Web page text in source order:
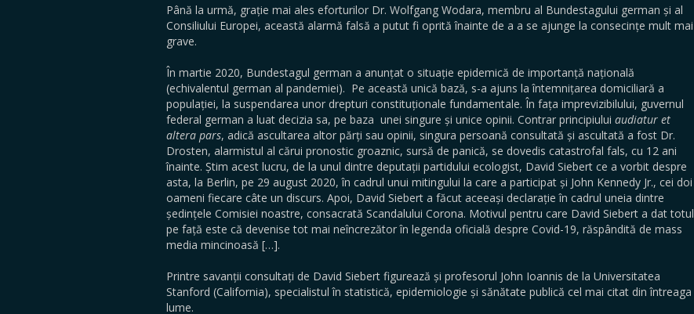
Până la urmă, grație mai ales eforturilor Dr. Wolfgang Wodara, membru al Bundestagului german și al
Consiliului Europei, această alarmă falsă a putut fi oprită înainte de a a se ajunge la consecințe mult mai
grave.
În martie 2020, Bundestagul german a anunțat o situație epidemică de importanță națională
(echivalentul german al pandemiei). Pe această unică bază, s-a ajuns la întemnițarea domiciliară a
populației, la suspendarea unor drepturi constituționale fundamentale. În fața imprevizibilului, guvernul
federal german a luat decizia sa, pe baza unei singure și unice opinii. Contrar principiului audiatur et
altera pars, adică ascultarea altor părți sau opinii, singura persoană consultată și ascultată a fost Dr.
Drosten, alarmistul al cărui pronostic groaznic, sursă de panică, se dovedis catastrofal fals, cu 12 ani
înainte. Știm acest lucru, de la unul dintre deputații partidului ecologist, David Siebert ce a vorbit despre
asta, la Berlin, pe 29 august 2020, în cadrul unui mitingului la care a participat și John Kennedy Jr., cei doi
oameni fiecare câte un discurs. Apoi, David Siebert a făcut aceeași declarație în cadrul uneia dintre
ședințele Comisiei noastre, consacrată Scandalului Corona. Motivul pentru care David Siebert a dat totul
pe față este că devenise tot mai neîncrezător în legenda oficială despre Covid-19, răspândită de mass
media mincinoasă […].
Printre savanții consultați de David Siebert figurează și profesorul John Ioannis de la Universitatea
Stanford (California), specialistul în statistică, epidemiologie și sănătate publică cel mai citat din întreaga
lume.